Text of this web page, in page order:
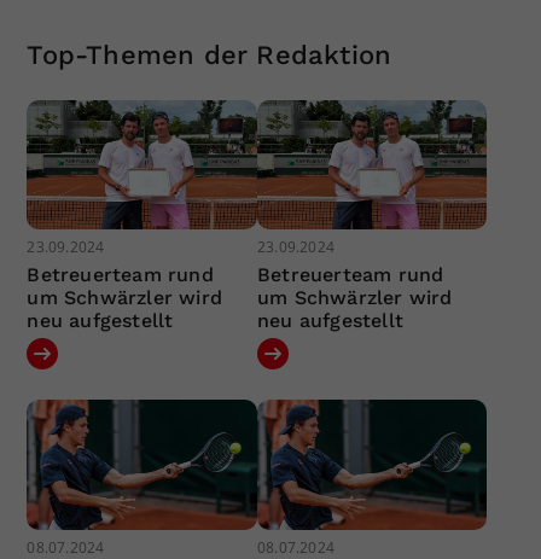
Top-Themen der Redaktion
23.09.2024
Betreuerteam rund
um Schwärzler wird
neu aufgestellt
23.09.2024
Betreuerteam rund
um Schwärzler wird
neu aufgestellt
08.07.2024 08.07.2024